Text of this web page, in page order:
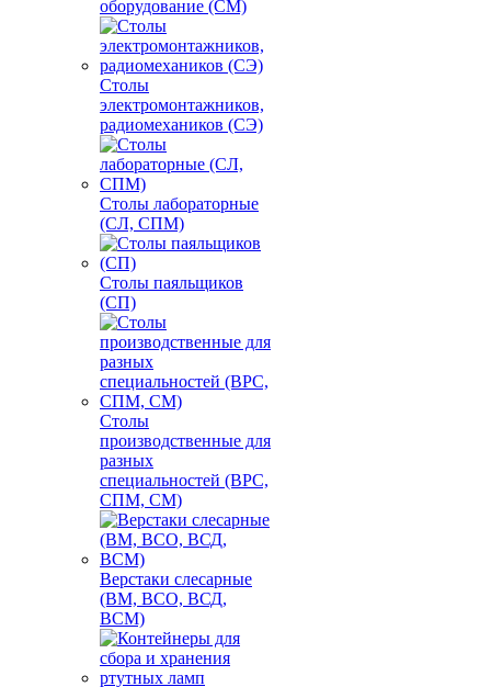
оборудование (СМ)
Столы
электромонтажников,
радиомехаников (СЭ)
Столы лабораторные
(СЛ, СПМ)
Столы паяльщиков
(СП)
Столы
производственные для
разных
специальностей (ВРС,
СПМ, СМ)
Верстаки слесарные
(ВМ, ВСО, ВСД,
ВСМ)